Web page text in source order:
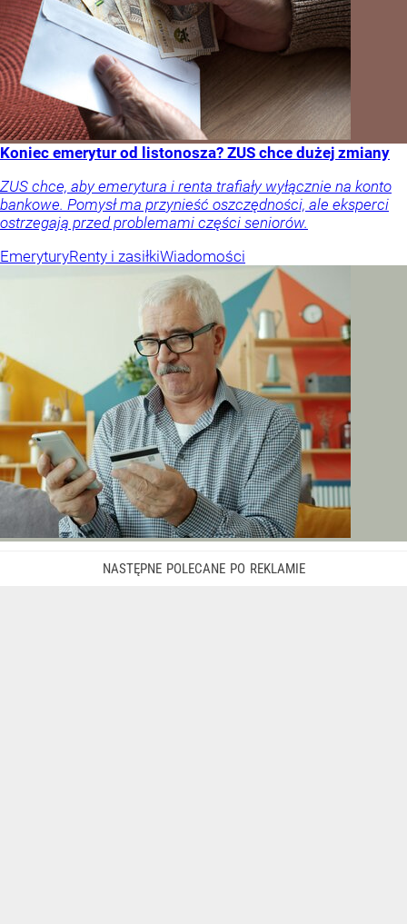
Koniec emerytur od listonosza? ZUS chce dużej zmiany
ZUS chce, aby emerytura i renta trafiały wyłącznie na konto
bankowe. Pomysł ma przynieść oszczędności, ale eksperci
ostrzegają przed problemami części seniorów.
EmeryturyRenty i zasiłkiWiadomości